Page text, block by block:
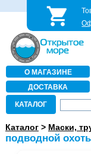
О МАГАЗИНЕ
ДОСТАВКА
КАТАЛОГ
Каталог> Маски,
подводной